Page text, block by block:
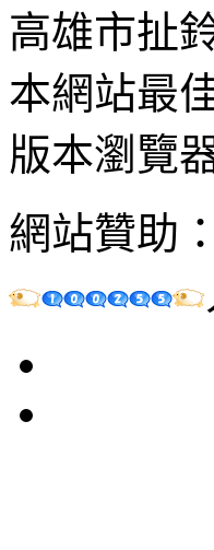
高雄市扯
本網站最
版本瀏覽
網站贊助：